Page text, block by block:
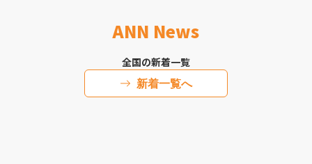
ANN News
全国の新着一覧
新着一覧へ